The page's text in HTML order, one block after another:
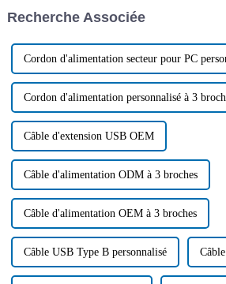
peut être difficile de choisir…
Recherche Associée
Cordon d'alimentation secteur pour PC
Cordon d'alimentation personnalisé à 3
Câble d'extension USB OEM
Câble d'alimentation ODM à 3 broches
Câble d'alimentation OEM à 3 broches
Câble USB Type B personnalisé